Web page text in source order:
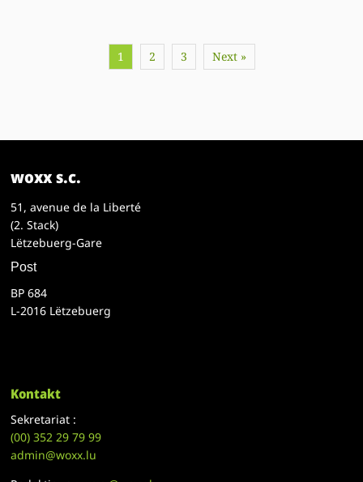
1 2 3 Next »
woxx s.c.
51, avenue de la Liberté
(2. Stack)
Lëtzebuerg-Gare
Post
BP 684
L-2016 Lëtzebuerg
Kontakt
Sekretariat :
(00)352 29 79 99
admin@woxx.lu